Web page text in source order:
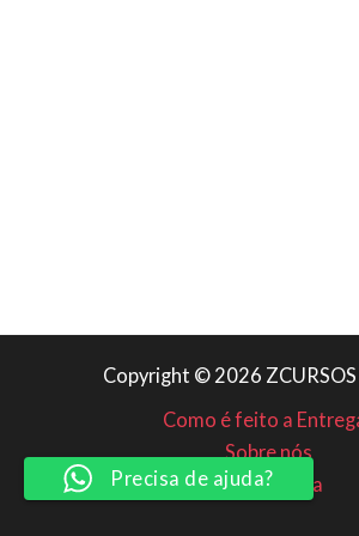
Copyright © 2026 ZCURSOS
Como é feito a
Sobre nós
Minha conta
Precisa de ajuda?